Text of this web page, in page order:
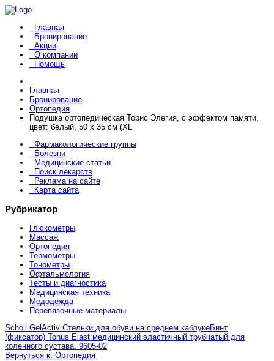
Главная
Бронирование
Акции
О компании
Помощь
Главная
Бронирование
Ортопедия
Подушка ортопедическая Торис Элегия, с эффектом памяти,
цвет: белый, 50 х 35 см (XL
Фармакологические группы
Болезни
Медицинские статьи
Поиск лекарств
Реклама на сайте
Карта сайта
Рубрикатор
Глюкометры
Массаж
Ортопедия
Термометры
Тонометры
Офтальмология
Тесты и диагностика
Медицинская техника
Медодежда
Перевязочные материалы
Scholl GelActiv Стельки для обуви на среднем каблукеБинт
(фиксатор) Tonus Elast медицинский эластичный трубчатый для
коленного сустава. 9605-02
Вернуться к: Ортопедия